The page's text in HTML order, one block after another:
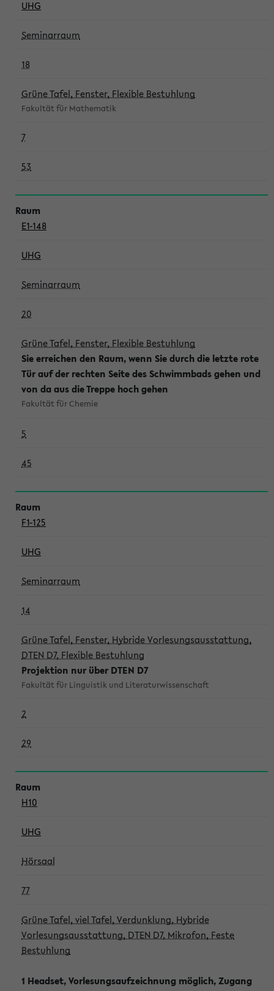
UHG
Seminarraum
18
Grüne Tafel, Fenster, Flexible Bestuhlung
Fakultät für Mathematik
7
53
E1-148
UHG
Seminarraum
20
Grüne Tafel, Fenster, Flexible Bestuhlung
Sie erreichen den Raum, wenn Sie durch die letzte rote
Tür auf der rechten Seite des Schwimmbads gehen und
von da aus die Treppe hoch gehen
Fakultät für Chemie
5
45
F1-125
UHG
Seminarraum
14
Grüne Tafel, Fenster, Hybride Vorlesungsausstattung,
DTEN D7, Flexible Bestuhlung
Projektion nur über DTEN D7
Fakultät für Linguistik und Literaturwissenschaft
2
29
H10
UHG
Hörsaal
77
Grüne Tafel, viel Tafel, Verdunklung, Hybride
Vorlesungsausstattung, DTEN D7, Mikrofon, Feste
Bestuhlung
1 Headset, Vorlesungsaufzeichnung möglich, Zugang